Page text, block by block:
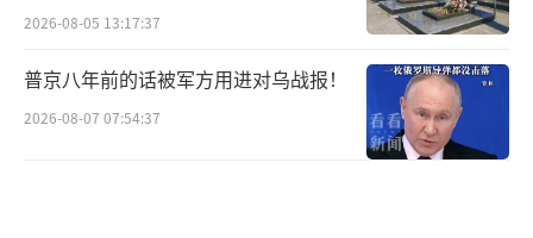
2026-08-05 13:17:37
普京八年前的话被军方用进对乌战报！
2026-08-07 07:54:37